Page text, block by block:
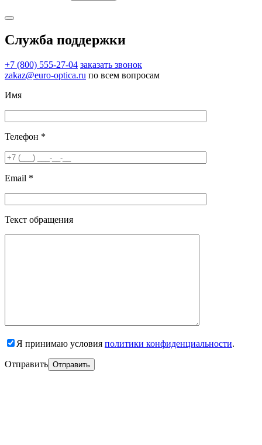
Служба поддержки
+7 (800) 555-27-04 заказать звонок
zakaz@euro-optica.ru по всем вопросам
Имя
Телефон *
Email *
Текст обращения
Я принимаю условия политики конфиденциальности.
Отправить